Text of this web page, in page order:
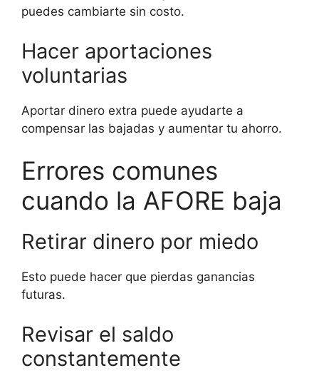
puedes cambiarte sin costo.
Hacer aportaciones
voluntarias
Aportar dinero extra puede ayudarte a
compensar las bajadas y aumentar tu ahorro.
Errores comunes
cuando la AFORE baja
Retirar dinero por miedo
Esto puede hacer que pierdas ganancias
futuras.
Revisar el saldo
constantemente